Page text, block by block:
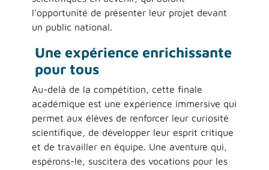
l'opportunité de présenter leur projet devant
un public national.
Une expérience enrichissante
pour tous
Au-delà de la compétition, cette finale
académique est une expérience immersive qui
permet aux élèves de renforcer leur curiosité
scientifique, de développer leur esprit critique
et de travailler en équipe. Une aventure qui,
espérons-le, suscitera des vocations pour les